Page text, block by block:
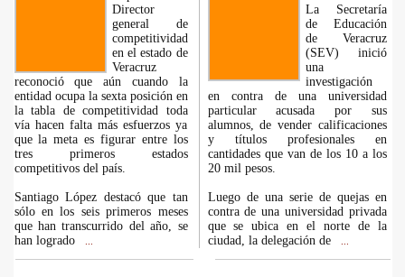
Director
general de
competitividad
en el estado de
Veracruz
reconoció que aún cuando la
entidad ocupa la sexta posición en
la tabla de competitividad toda
vía hacen falta más esfuerzos ya
que la meta es figurar entre los
tres primeros estados
competitivos del país.
Santiago López destacó que tan
sólo en los seis primeros meses
que han transcurrido del año, se
han logrado
La Secretaría
de Educación
de Veracruz
(SEV) inició
una
investigación
en contra de una universidad
particular acusada por sus
alumnos, de vender calificaciones
y títulos profesionales en
cantidades que van de los 10 a los
20 mil pesos.
Luego de una serie de quejas en
contra de una universidad privada
que se ubica en el norte de la
ciudad, la delegación de